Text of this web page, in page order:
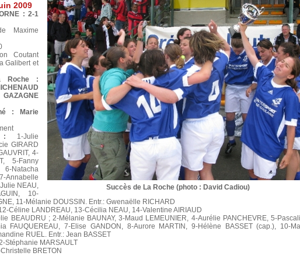
Succès de La Roche (photo : David Cadiou)
2009
: 2-1
Maxime
Coutant
Galibert et
Roche :
: Marie
: 1-Julie
GIRARD
4-
5-Fanny
Natacha
NEAU,
10-
11-Mélanie DOUSSIN. Entr.: Gwenaëlle RICHARD
Céline LANDREAU, 13-Cécilia NEAU, 14-Valentine AIRIAUD
BEAUDRU ; 2-Mélanie BAUNAY, 3-Maud LEMEUNIER, 4-Aurélie PANCHEVRE, 5-
FAUQUEREAU, 7-Elise GANDON, 8-Aurore MARTIN, 9-Hélène BASSET (cap.), 10-
RUEL. Entr.: Jean BASSET
Stéphanie MARSAULT
BRETON